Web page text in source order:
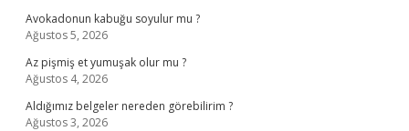
Avokadonun kabuğu soyulur mu ?
Ağustos 5, 2026
Az pişmiş et yumuşak olur mu ?
Ağustos 4, 2026
Aldığımız belgeler nereden görebilirim ?
Ağustos 3, 2026